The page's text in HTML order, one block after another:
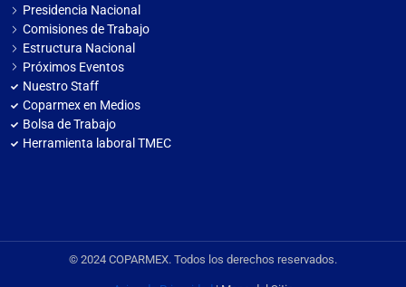
Presidencia Nacional
Comisiones de Trabajo
Estructura Nacional
Próximos Eventos
Nuestro Staff
Coparmex en Medios
Bolsa de Trabajo
Herramienta laboral TMEC
© 2024 COPARMEX. Todos los derechos reservados.